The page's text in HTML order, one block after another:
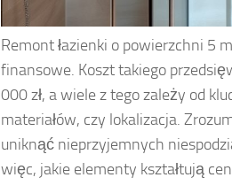
Remont łazienki o powierzchni 5
finansowe. Koszt takiego
000 zł, a wiele z tego zależy od
materiałów, czy lokalizacja.
uniknąć nieprzyjemnych
więc, jakie elementy kształtują